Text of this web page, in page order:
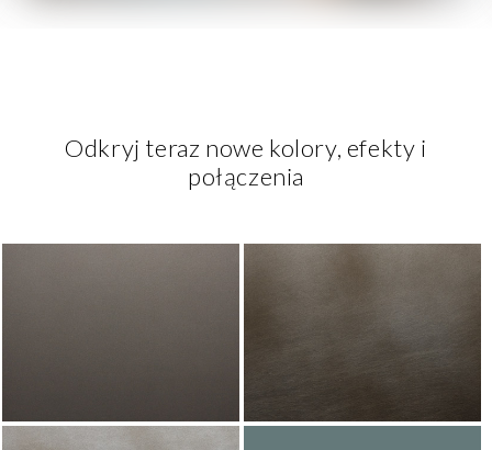
Odkryj teraz nowe kolory, efekty i
połączenia